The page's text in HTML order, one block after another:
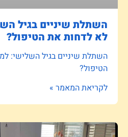
השתלת שיניים בגיל
לא לדחות את הטיפול?
השתלת שיניים בגיל השלישי:
הטיפול?
לקריאת המאמר »